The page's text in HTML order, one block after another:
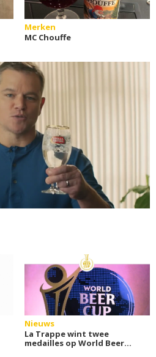
Merken
MC Chouffe
Nieuws
La Trappe wint twee
medailles op World Beer